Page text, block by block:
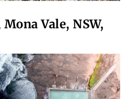
Vale, NSW,